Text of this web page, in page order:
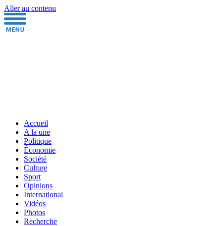
Aller au contenu
Accueil
A la une
Politique
Économie
Société
Culture
Sport
Opinions
International
Vidéos
Photos
Recherche